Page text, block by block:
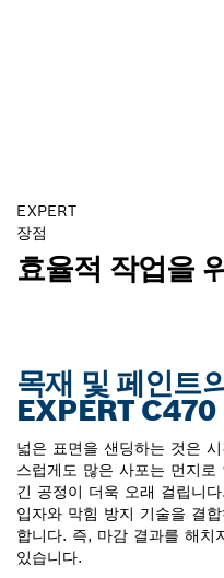
EXPERT
장점
효율적 작업을
목재 및 페인트
EXPERT C470
넓은 표면을 샌딩하는 것은
스럽게도 많은 사포는 먼지
긴 공정이 더욱 오래 걸립니
입자와 막힘 방지 기술을 결
합니다. 즉, 마감 결과를 해
있습니다.